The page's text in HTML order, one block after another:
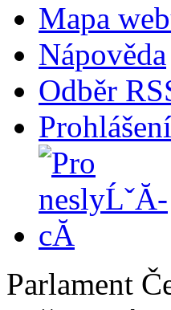
Mapa
Nápověda
Odběr
Parlament